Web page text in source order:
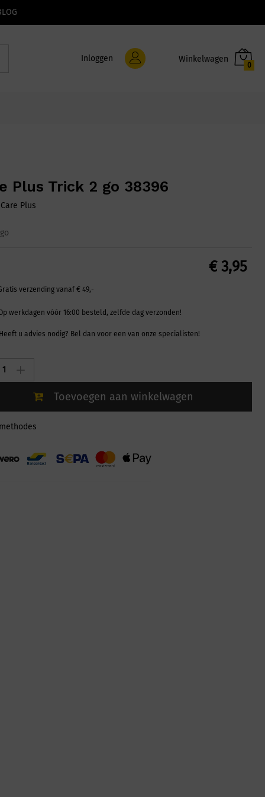
Inloggen
0
Plus Trick 2 go 38396
Care Plus
€3,95
verzending vanaf € 49,-
werkdagen vóór 16:00 besteld, zelfde dag verzonden!
u advies nodig? Bel dan voor een van onze specialisten!
Toevoegen aan winkelwagen